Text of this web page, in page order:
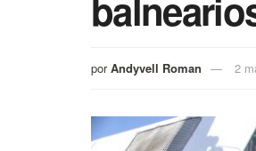
por Andyvell Roman 2